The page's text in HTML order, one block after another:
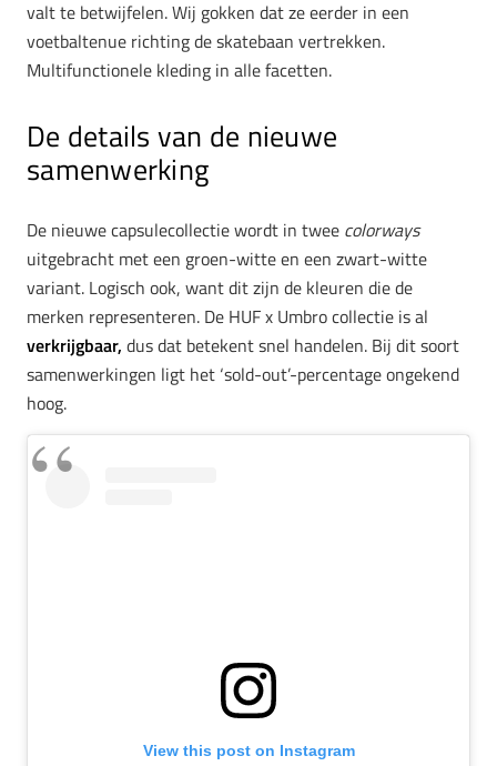
valt te betwijfelen. Wij gokken dat ze eerder in een
voetbaltenue richting de skatebaan vertrekken.
Multifunctionele kleding in alle facetten.
De details van de nieuwe
samenwerking
De nieuwe capsulecollectie wordt in twee colorways
uitgebracht met een groen-witte en een zwart-witte
variant. Logisch ook, want dit zijn de kleuren die de
merken representeren. De HUF x Umbro collectie is al
verkrijgbaar, dus dat betekent snel handelen. Bij dit soort
samenwerkingen ligt het ‘sold-out’-percentage ongekend
hoog.
View this post on Instagram